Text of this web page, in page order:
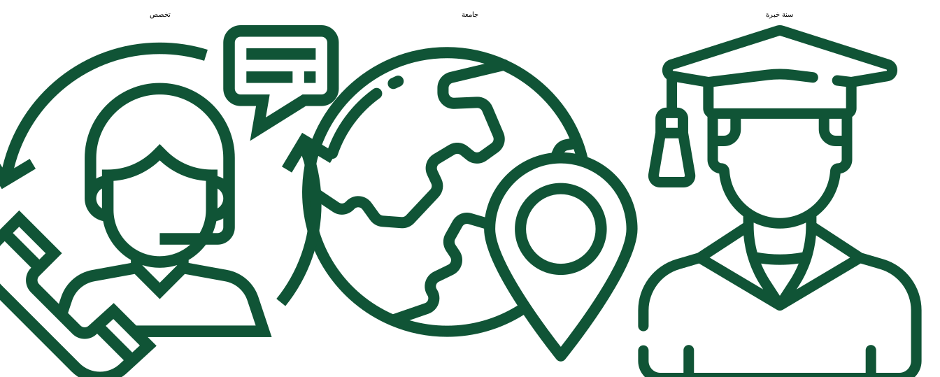
سنة خبرة جامعة تخصص